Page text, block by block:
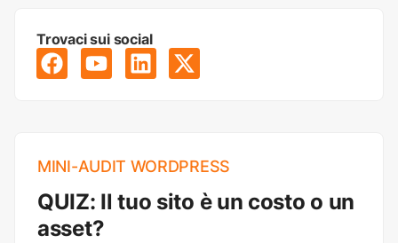
Trovaci sui social
MINI-AUDIT WORDPRESS
QUIZ: Il tuo sito è un costo o un
asset?